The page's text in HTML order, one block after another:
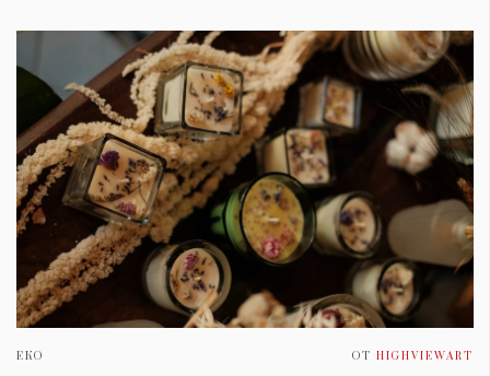
ЕКО ОТ HIGHVIEWART